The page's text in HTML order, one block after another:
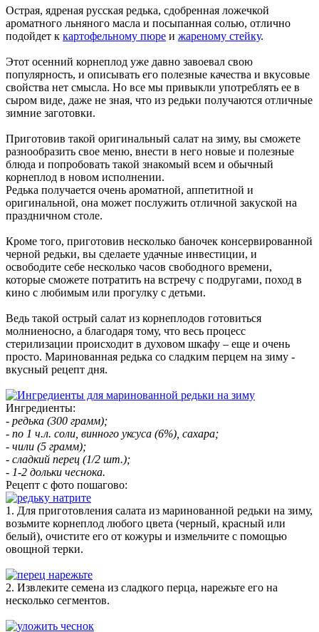
Острая, ядреная русская редька, сдобренная ложечкой
ароматного льняного масла и посыпанная солью, отлично
подойдет к картофельному пюре и жареному стейку.
Этот осенний корнеплод уже давно завоевал свою
популярность, и описывать его полезные качества и вкусовые
свойства нет смысла. Но все мы привыкли употреблять ее в
сыром виде, даже не зная, что из редьки получаются отличные
зимние заготовки.
Приготовив такой оригинальный салат на зиму, вы сможете
разнообразить свое меню, внести в него новые и полезные
блюда и попробовать такой знакомый всем и обычный
корнеплод в новом исполнении.
Редька получается очень ароматной, аппетитной и
оригинальной, она может послужить отличной закуской на
праздничном столе.
Кроме того, приготовив несколько баночек консервированной
черной редьки, вы сделаете удачные инвестиции, и
освободите себе несколько часов свободного времени,
которые сможете потратить на встречу с подругами, поход в
кино с любимым или прогулку с детьми.
Ведь такой острый салат из корнеплодов готовиться
молниеносно, а благодаря тому, что весь процесс
стерилизации происходит в духовом шкафу – еще и очень
просто. Маринованная редька со сладким перцем на зиму -
вкусный рецепт дня.
Ингредиенты:
- редька (300 грамм);
- по 1 ч.л. соли, винного уксуса (6%), сахара;
- чили (5 грамм);
- сладкий перец (1/2 шт.);
- 1-2 дольки чеснока.
Рецепт с фото пошагово:
1. Для приготовления салата из маринованной редьки на зиму,
возьмите корнеплод любого цвета (черный, красный или
белый), очистите его от кожуры и измельчите с помощью
овощной терки.
2. Извлеките семена из сладкого перца, нарежьте его на
несколько сегментов.